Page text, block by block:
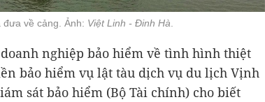
về cảng. Ảnh: Việt Linh - Đinh Hà
doanh nghiệp bảo hiểm về tình hình thiệt
bảo hiểm vụ lật tàu dịch vụ du lịch Vịnh
sát bảo hiểm (Bộ Tài chính) cho biết